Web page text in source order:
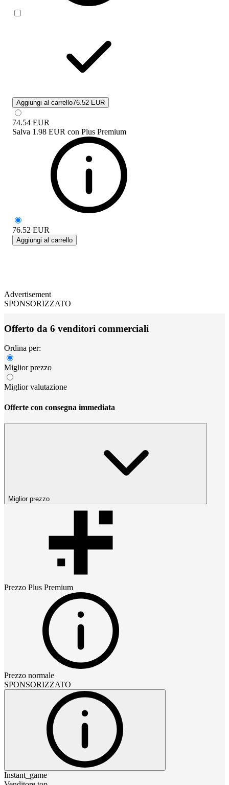
Aggiungi al carrello76.52 EUR
74.54 EUR
Salva 1.98 EUR con Plus Premium
76.52 EUR
Aggiungi al carrello
Advertisement
SPONSORIZZATO
Offerto da 6 venditori commerciali
Ordina per:
Miglior prezzo
Miglior valutazione
Offerte con consegna immediata
Miglior prezzo
Prezzo Plus Premium
Prezzo normale
SPONSORIZZATO
Instant_game